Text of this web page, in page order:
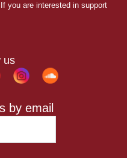
you are interested in support
us
by email